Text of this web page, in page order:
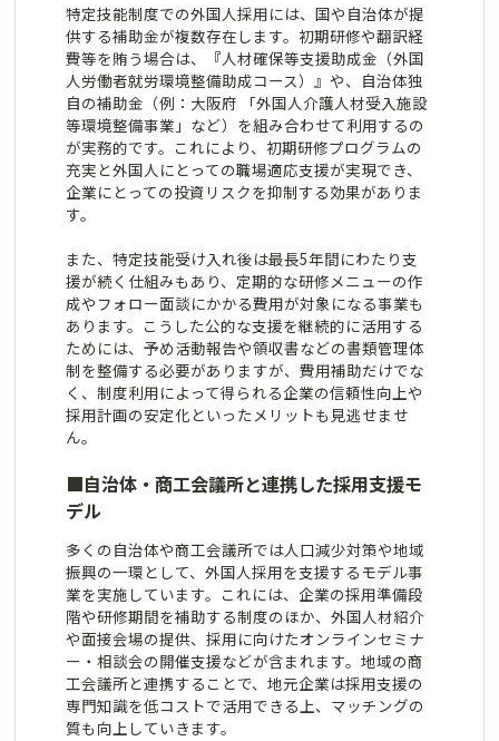
特定技能制度での外国人採用には、国や自治体が提
供する補助金が複数存在します。初期研修や翻訳経
費等を賄う場合は、『人材確保等支援助成金（外国
人労働者就労環境整備助成コース）』や、自治体独
自の補助金（例：大阪府 「外国人介護人材受入施設
等環境整備事業」など）を組み合わせて利用するの
が実務的です。これにより、初期研修プログラムの
充実と外国人にとっての職場適応支援が実現でき、
企業にとっての投資リスクを抑制する効果がありま
す。
また、特定技能受け入れ後は最長5年間にわたり支
援が続く仕組みもあり、定期的な研修メニューの作
成やフォロー面談にかかる費用が対象になる事業も
あります。こうした公的な支援を継続的に活用する
ためには、予め活動報告や領収書などの書類管理体
制を整備する必要がありますが、費用補助だけでな
く、制度利用によって得られる企業の信頼性向上や
採用計画の安定化といったメリットも見逃せませ
ん。
■自治体・商工会議所と連携した採用支援モ
デル
多くの自治体や商工会議所では人口減少対策や地域
振興の一環として、外国人採用を支援するモデル事
業を実施しています。これには、企業の採用準備段
階や研修期間を補助する制度のほか、外国人材紹介
や面接会場の提供、採用に向けたオンラインセミナ
ー・相談会の開催支援などが含まれます。地域の商
工会議所と連携することで、地元企業は採用支援の
専門知識を低コストで活用できる上、マッチングの
質も向上していきます。